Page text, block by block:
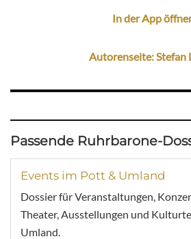
In der App
Autorenseite: Stefan
Passende Ruhrbarone-
Events im Pott & Umland
Dossier für Veranstaltungen,
Theater, Ausstellungen und
Umland.